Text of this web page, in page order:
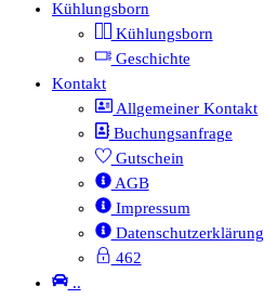
Kühlungsborn
Kühlungsborn
Geschichte
Kontakt
Allgemeiner Kontakt
Buchungsanfrage
Gutschein
AGB
Impressum
Datenschutzerklärung
462
..